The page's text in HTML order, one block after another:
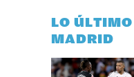
LO
MADRID